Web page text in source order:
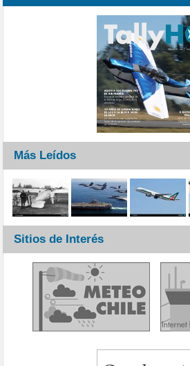
Más Leídos
Sitios de Interés